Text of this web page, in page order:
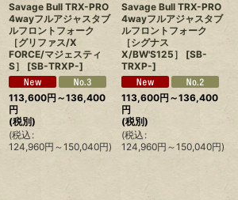
Savage Bull TRX-PRO
4wayフルアジャスタブ
ルフロントフォーク
［グリファス/X
FORCE/マジェスティ
S］
[SB-TRXP-]
113,600円 ～136,400
円
(税別)
(税込 :
124,960円 ～150,040円)
Savage Bull TRX-PRO
4wayフルアジャスタブ
ルフロントフォーク
［シグナス
X/BW'S125］
[SB-
TRXP-]
113,600円 ～136,400
円
(税別)
(税込 :
124,960円 ～150,040円)